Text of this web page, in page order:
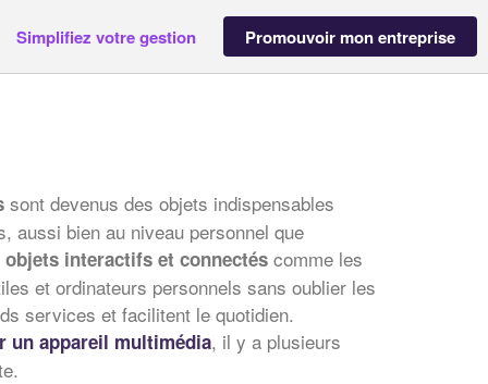
Simplifiez votre gestion Promouvoir mon entreprise
sont devenus des objets indispensables
aussi bien au niveau personnel que
objets interactifs et connectés comme les
et ordinateurs personnels sans oublier les
services et facilitent le quotidien.
un appareil multimédia, il y a plusieurs